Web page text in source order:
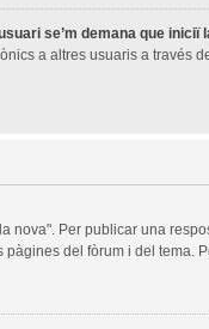
se’m demana que iniciï
a altres usuaris a través
nova". Per publicar una
pàgines del fòrum i del